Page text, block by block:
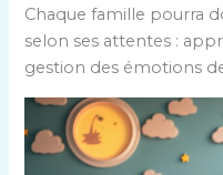
Chaque famille pourra
selon ses attentes :
gestion des émotions